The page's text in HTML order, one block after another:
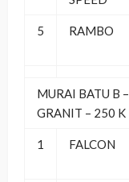
5 RAMBO
MURAI BATU B –
GRANIT – 250 K
1 FALCON